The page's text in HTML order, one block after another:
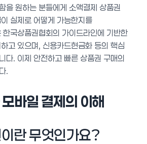
을 원하는 분들에게 소액결제 상품권
실제로 어떻게 가능한지를
국상품권협회의 가이드라인에 기반한
고 있으며, 신용카드현금화 등의 핵심
다. 이제 안전하고 빠른 상품권 구매의
.
바일 결제의 이해
란 무엇인가요?